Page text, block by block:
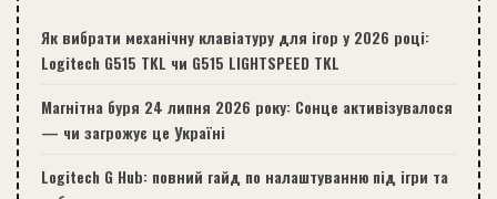
Як вибрати механічну клавіатуру для ігор у 2026 році:
Logitech G515 TKL чи G515 LIGHTSPEED TKL
Магнітна буря 24 липня 2026 року: Сонце активізувалося
— чи загрожує це Україні
Logitech G Hub: повний гайд по налаштуванню під ігри та